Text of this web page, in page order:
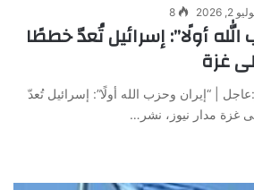
2, 2026
8
أولًا”: إسرائيل تُعدّ خططًا
غزة
| “إيران وحزب الله أولًا”: إسرائيل تُعدّ
غزة مدار نيوز، نشر…